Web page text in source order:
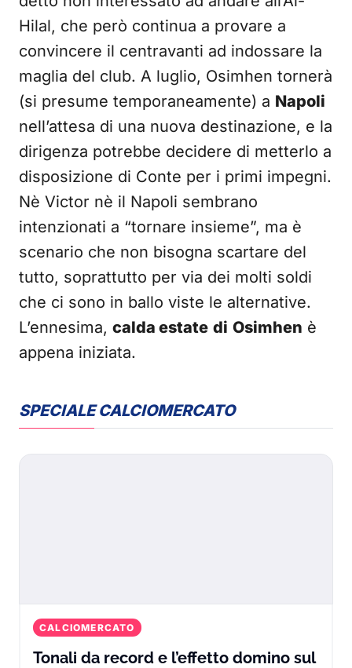
Hilal, che però continua a provare a
convincere il centravanti ad indossare la
maglia del club. A luglio, Osimhen tornerà
(si presume temporaneamente) a Napoli
nell’attesa di una nuova destinazione, e la
dirigenza potrebbe decidere di metterlo a
disposizione di Conte per i primi impegni.
Nè Victor nè il Napoli sembrano
intenzionati a “tornare insieme”, ma è
scenario che non bisogna scartare del
tutto, soprattutto per via dei molti soldi
che ci sono in ballo viste le alternative.
L’ennesima, calda estate di Osimhen è
appena iniziata.
SPECIALE CALCIOMERCATO
CALCIOMERCATO
Tonali da record e l’effetto domino sul